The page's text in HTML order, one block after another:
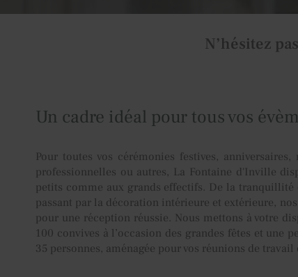
N’hésitez
Un cadre idéal pour tous vos
Pour toutes vos cérémonies festives,
professionnelles ou autres, La Fontaine d'Inville
petits comme aux grands effectifs. De la
passant par la décoration intérieure et extérieure,
pour une réception réussie. Nous mettons à votre
100 convives à l’occasion des grandes fêtes et une
35 personnes, aménagée pour vos réunions de travail